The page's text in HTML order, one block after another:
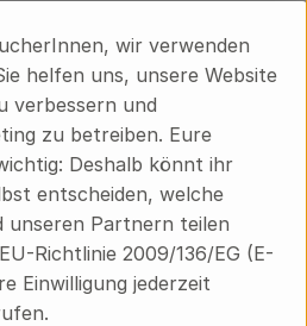
B.V.
wir verwenden
helfen uns, unsere Website
verbessern und
zu betreiben. Eure
Deshalb könnt ihr
entscheiden, welche
unseren Partnern teilen
Richtlinie 2009/136/EG (E-
Einwilligung jederzeit